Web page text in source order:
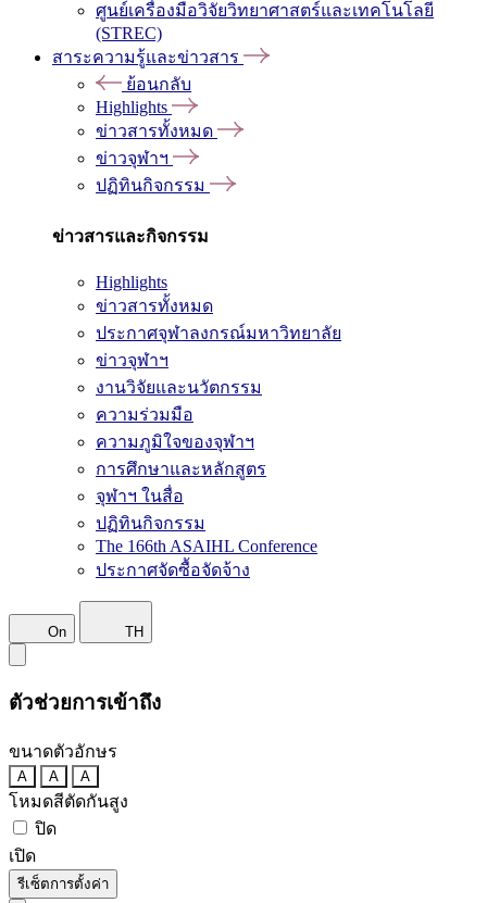
ศูนย์เครื่องมือวิจัยวิทยาศาสตร์และเทคโนโลยี
(STREC)
สาระความรู้และข่าวสาร
ย้อนกลับ
Highlights
ข่าวสารทั้งหมด
ข่าวจุฬาฯ
ปฏิทินกิจกรรม
ข่าวสารและกิจกรรม
Highlights
ข่าวสารทั้งหมด
ประกาศจุฬาลงกรณ์มหาวิทยาลัย
ข่าวจุฬาฯ
งานวิจัยและนวัตกรรม
ความร่วมมือ
ความภูมิใจของจุฬาฯ
การศึกษาและหลักสูตร
จุฬาฯ ในสื่อ
ปฏิทินกิจกรรม
The 166th ASAIHL Conference
ประกาศจัดซื้อจัดจ้าง
On TH
ตัวช่วยการเข้าถึง
ขนาดตัวอักษร
A A A
โหมดสีตัดกันสูง
ปิด
เปิด
รีเซ็ตการตั้งค่า